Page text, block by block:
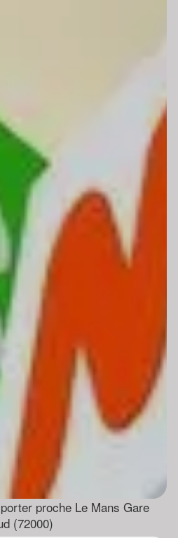
proche Le Mans Gare
(72000)